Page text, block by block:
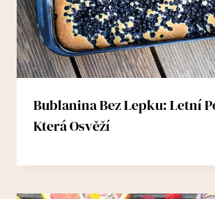
Bublanina Bez Lepku: Letní
Která Osvěží